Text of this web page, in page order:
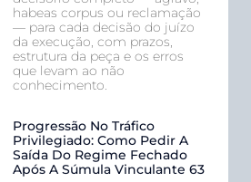
habeas corpus ou reclamação
— para cada decisão do juízo
da execução, com prazos,
estrutura da peça e os erros
que levam ao não
conhecimento.
Progressão No Tráfico
Privilegiado: Como Pedir A
Saída Do Regime Fechado
Após A Súmula Vinculante 63